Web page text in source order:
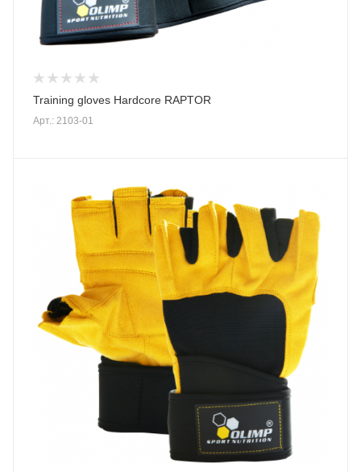
Training gloves Hardcore RAPTOR
Арт.: 2103-01